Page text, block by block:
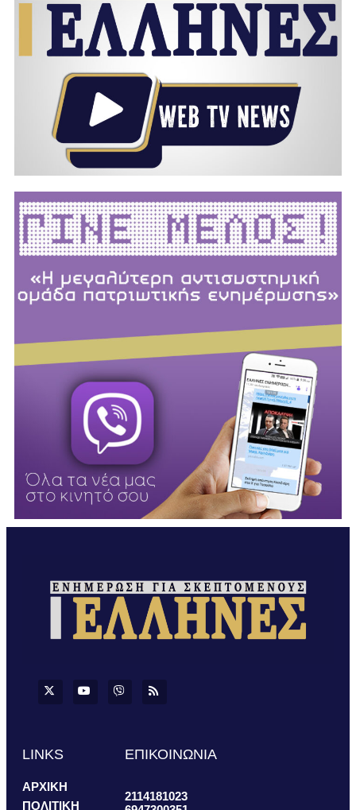
LINKS
ΑΡΧΙΚΗ
ΠΟΛΙΤΙΚΗ
ΕΠΙΚΟΙΝΩΝΙΑ
2114181023